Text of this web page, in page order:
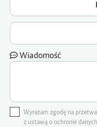
Wiadomość
Wyrażam zgodę na
z ustawą o ochronie